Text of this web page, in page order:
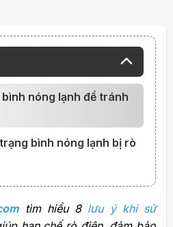
nóng lạnh để tránh
bình nóng lạnh bị rò
tìm hiểu 8 lưu ý khi sử